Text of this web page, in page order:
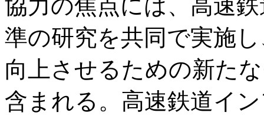
協力の焦点には、高速
準の研究を共同で実施
向上させるための新た
含まれる。高速鉄道イ